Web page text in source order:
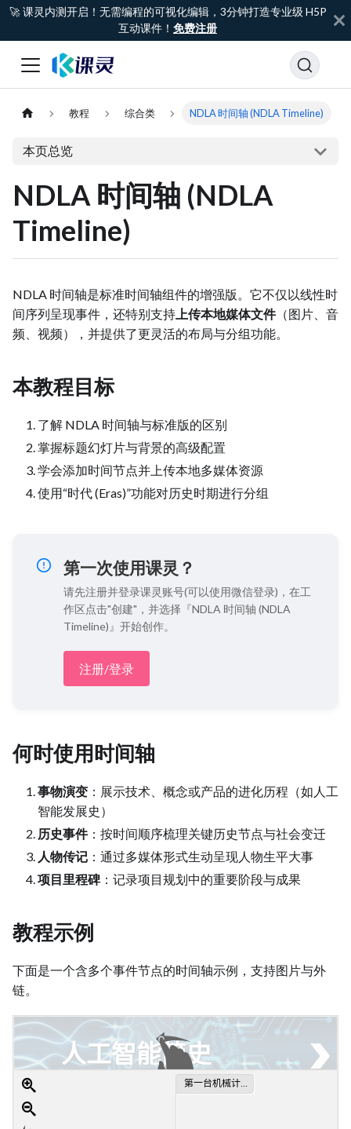
🚀 课灵内测开启！无需编程的可视化编辑，3分钟打造专业级 H5P
互动课件！ 免费注册
教程 综合类 NDLA 时间轴 (NDLA Timeline)
本页总览
NDLA 时间轴 (NDLA
Timeline)
NDLA 时间轴是标准时间轴组件的增强版。它不仅以线性时
间序列呈现事件，还特别支持 上传本地媒体文件（图片、音
频、视频），并提供了更灵活的布局与分组功能。
本教程目标
了解 NDLA 时间轴与标准版的区别
掌握标题幻灯片与背景的高级配置
学会添加时间节点并上传本地多媒体资源
使用“时代 (Eras)”功能对历史时期进行分组
第一次使用课灵？
请先注册并登录课灵账号(可以使用微信登录)，在工
作区点击"创建"，并选择『NDLA 时间轴 (NDLA
Timeline)』开始创作。
注册/登录
何时使用时间轴
事物演变 ：展示技术、概念或产品的进化历程（如人工
智能发展史）
历史事件：按时间顺序梳理关键历史节点与社会变迁
人物传记 ：通过多媒体形式生动呈现人物生平大事
项目里程碑：记录项目规划中的重要阶段与成果
教程示例
下面是一个含多个事件节点的时间轴示例，支持图片与外
链。